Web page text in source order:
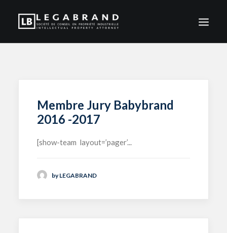
INTERVENTION
CONTACT
Membre Jury Babybrand
2016 -2017
[show-team layout=’pager’...
by LEGABRAND